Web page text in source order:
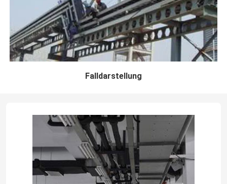
Falldarstellung